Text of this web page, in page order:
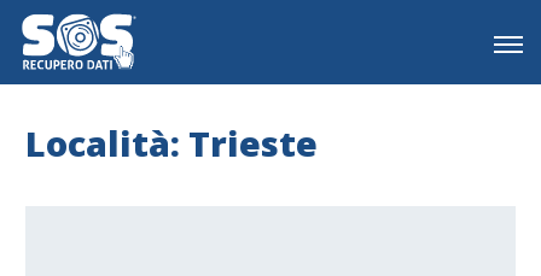
Località: Trieste